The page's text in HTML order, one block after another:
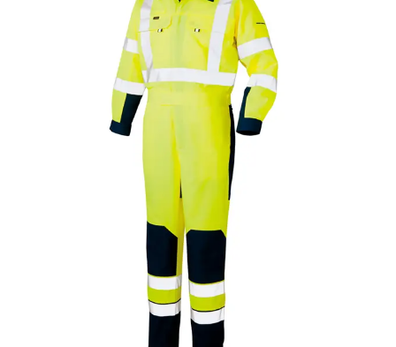
az553702
円（税込）
スタンドカラー、ノーフォーク